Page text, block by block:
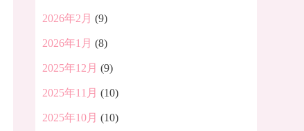
2026年2月 (9)
2026年1月 (8)
2025年12月 (9)
2025年11月 (10)
2025年10月 (10)